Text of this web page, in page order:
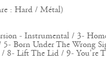
: Hard / Métal)
- Instrumental / 3-
5- Born Under The Wrong
8- Lift The Lid / 9- You're